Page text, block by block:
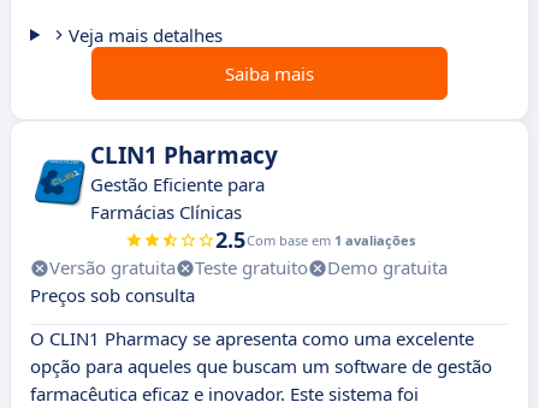
Veja mais detalhes
Saiba mais
CLIN1 Pharmacy
Gestão Eficiente para
Farmácias Clínicas
2.5Com base em 1 avaliações
Versão gratuita Teste gratuito
Demo gratuita
Preços sob consulta
O CLIN1 Pharmacy se apresenta como uma excelente
opção para aqueles que buscam um software de gestão
farmacêutica eficaz e inovador. Este sistema foi